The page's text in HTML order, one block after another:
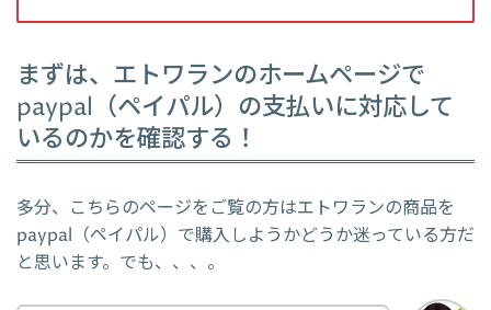
まずは、エトワランのホームページで
paypal（ペイパル）の支払いに対応して
いるのかを確認する！
多分、こちらのページをご覧の方はエトワランの商品を
paypal（ペイパル）で購入しようかどうか迷っている方だ
と思います。でも、、、。